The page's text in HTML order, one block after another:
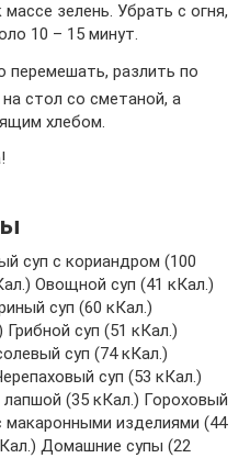
зелень. Убрать с огня,
10 – 15 минут.
перемешать, разлить по
стол со сметаной, а
хлебом.
суп с кориандром (100
Овощной суп (41 кКал.)
суп (60 кКал.)
суп (51 кКал.)
суп (74 кКал.)
суп (53 кКал.)
(35 кКал.) Гороховый
макаронными изделиями (44
Домашние супы (22